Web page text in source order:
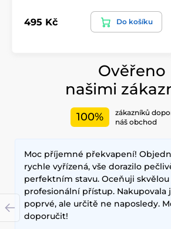
495 Kč Do košíku
Ověřeno
našimi
100%
zákazníků
náš obchod
Moc příjemné překvapení!
rychle vyřízená, vše dorazilo
perfektním stavu. Oceňuji
profesionální přístup. Nakupovala
poprvé, ale určitě ne naposledy.
doporučit!